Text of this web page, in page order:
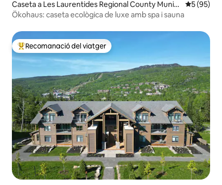
Caseta a Les Laurentides Regional County Munici
pality
5 de
5 (95)
Ökohaus: caseta ecològica de luxe amb spa i sauna
Principals recomanacions dels viatgers
Recomanació del viatger